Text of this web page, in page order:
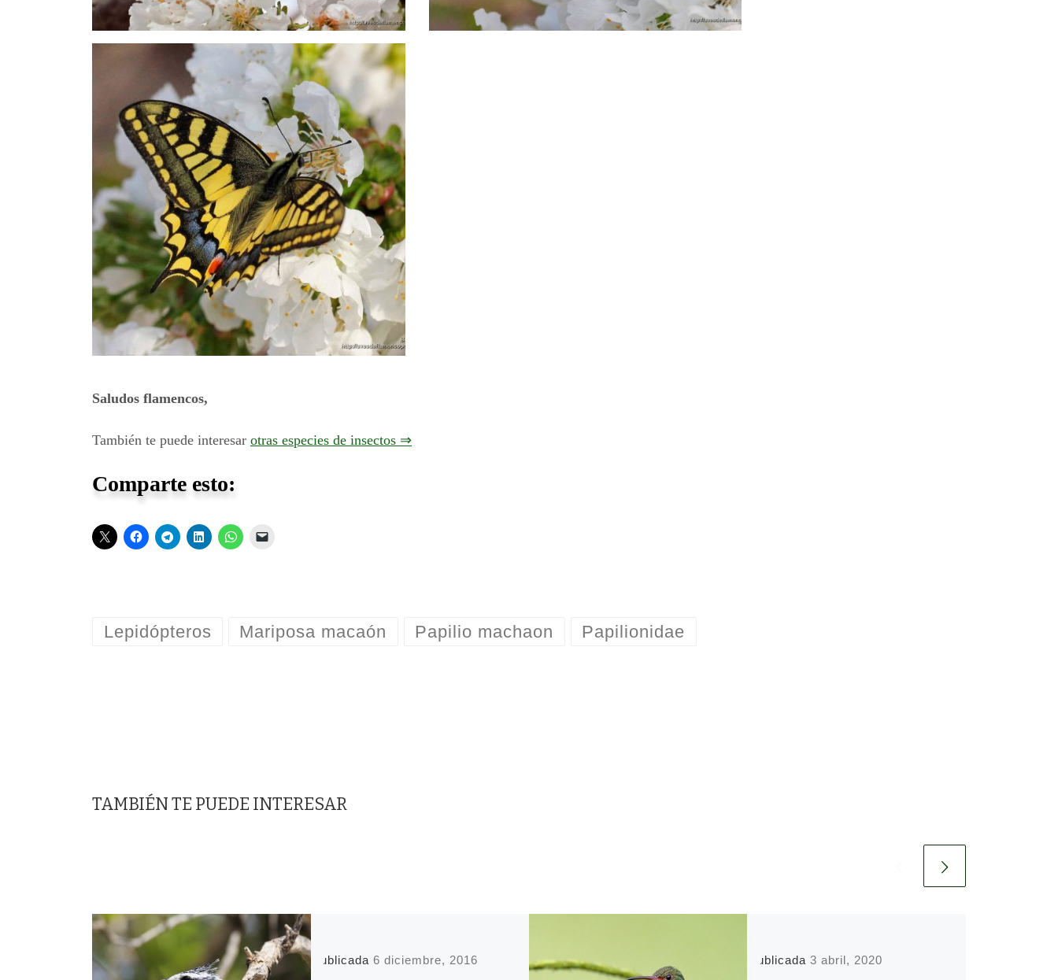
Saludos flamencos,
También te puede interesar otras especies de insectos ⇒
Comparte esto:
Lepidópteros Mariposa macaón Papilio machaon Papilionidae
TAMBIÉN TE PUEDE INTERESAR
Publicada6 diciembre, 2016 Publicada3 abril, 2020